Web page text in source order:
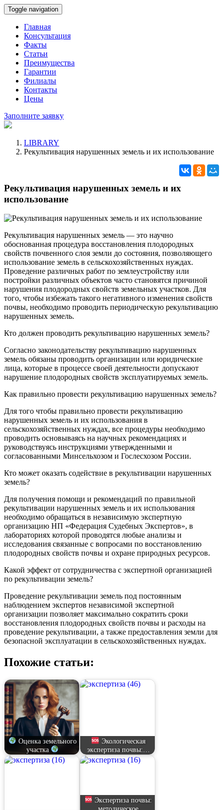
Toggle navigation
Главная
Консультация
Факты
Статьи
Преимущества
Гарантии
Филиалы
Контакты
Цены
Заполните заявку
LIBRARY
Рекультивация нарушенных земель и их использование
Рекультивация нарушенных земель и их
использование
Рекультивация нарушенных земель ― это научно
обоснованная процедура восстановления плодородных
свойств почвенного слоя земли до состояния, позволяющего
использование земель в сельскохозяйственных нуждах.
Проведение различных работ по землеустройству или
постройки различных объектов часто становятся причиной
нарушения плодородных свойств земельных участков. Для
того, чтобы избежать такого негативного изменения свойств
почвы, необходимо проводить периодическую рекультивацию
нарушенных земель.
Кто должен проводить рекультивацию нарушенных земель?
Согласно законодательству рекультивацию нарушенных
земель обязаны проводить организации или юридические
лица, которые в процессе своей деятельности допускают
нарушение плодородных свойств эксплуатируемых земель.
Как правильно провести рекультивацию нарушенных земель?
Для того чтобы правильно провести рекультивацию
нарушенных земель и их использования в
сельскохозяйственных нуждах, все процедуры необходимо
проводить основываясь на научных рекомендациях и
руководствуясь инструкциями утвержденными и
согласованными Минсельхозом и Гослесхозом России.
Кто может оказать содействие в рекультивации нарушенных
земель?
Для получения помощи и рекомендаций по правильной
рекультивации нарушенных земель и их использования
необходимо обращаться в независимую экспертную
организацию НП «Федерация Судебных Экспертов», в
лабораториях которой проводятся любые анализы и
исследования связанные с вопросами по восстановлению
плодородных свойств почвы и охране природных ресурсов.
Какой эффект от сотрудничества с экспертной организацией
по рекультивации земель?
Проведение рекультивации земель под постоянным
наблюдением экспертов независимой экспертной
организации позволяет максимально сократить сроки
восстановления плодородных свойств почвы и расходы на
проведение рекультивации, а также предоставления земли для
безопасной эксплуатации в сельскохозяйственных нуждах.
Похожие статьи:
Оценка земельного
участка
Экологическая
экспертиза почвы:…
Экспертиза почвы:
методическое